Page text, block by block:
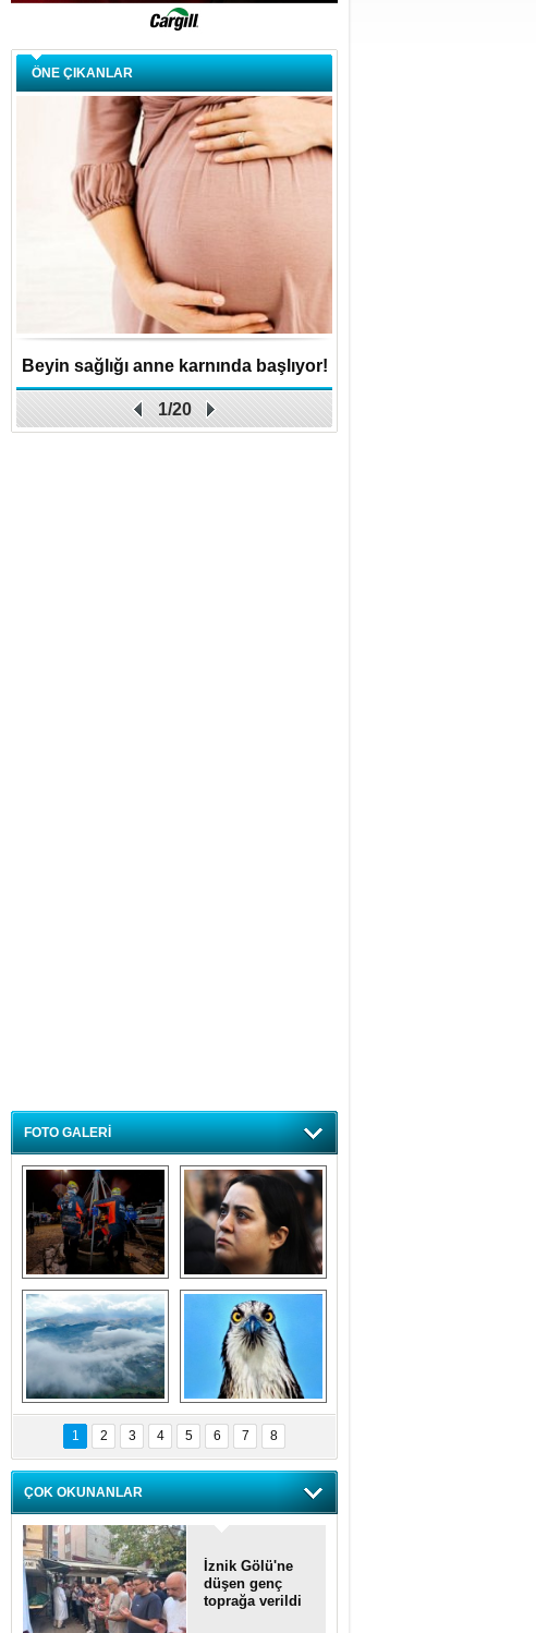
ÖNE ÇIKANLAR
Beyin sağlığı anne karnında başlıyor!
1/20
FOTO GALERİ
Bursa'da deprem
tatbikatı gerçeğini
aratmadı
Özlem ve minnetle
anıyoruz
Bursa'dan
büyüleyen
fotoğraflar
Balık Kartalı
Bursa’da
görüntülendi
1 2 3 4 5 6 7 8
ÇOK OKUNANLAR
İznik Gölü'ne
düşen genç
toprağa verildi